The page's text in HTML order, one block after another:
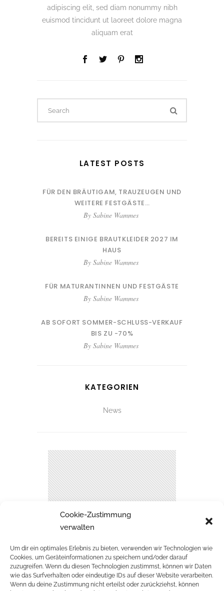
Cookie-Zustimmung
verwalten
Um dir ein optimales Erlebnis zu bieten, verwenden wir Technologien wie
Cookies, um Geräteinformationen zu speichern und/oder darauf
zuzugreifen. Wenn du diesen Technologien zustimmst, können wir Daten
wie das Surfverhalten oder eindeutige IDs auf dieser Website verarbeiten.
Wenn du deine Zustimmung nicht erteilst oder zurückziehst, können
adipiscing elit, sed diam nonummy nibh
euismod tincidunt ut laoreet dolore magna
aliquam erat
LATEST POSTS
FÜR DEN BRÄUTIGAM, TRAUZEUGEN UND
WEITERE FESTGÄSTE…
By Sabine Wammes
BEREITS EINIGE BRAUTKLEIDER 2027 IM
HAUS
By Sabine Wammes
FÜR MATURANTINNEN UND FESTGÄSTE
By Sabine Wammes
AB SOFORT SOMMER-SCHLUSS-VERKAUF
BIS ZU -70%
By Sabine Wammes
KATEGORIEN
News